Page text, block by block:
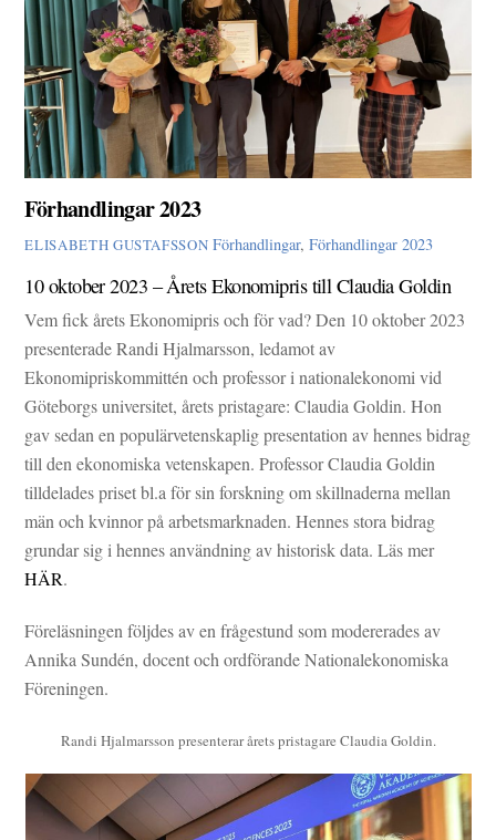
Förhandlingar 2023
ELISABETH GUSTAFSSON Förhandlingar,Förhandlingar 2023
10 oktober 2023 – Årets Ekonomipris till Claudia Goldin
Vem fick årets Ekonomipris och för vad? Den 10 oktober 2023
presenterade Randi Hjalmarsson, ledamot av
Ekonomipriskommittén och professor i nationalekonomi vid
Göteborgs universitet, årets pristagare: Claudia Goldin. Hon
gav sedan en populärvetenskaplig presentation av hennes bidrag
till den ekonomiska vetenskapen. Professor Claudia Goldin
tilldelades priset bl.a för sin forskning om skillnaderna mellan
män och kvinnor på arbetsmarknaden. Hennes stora bidrag
grundar sig i hennes användning av historisk data. Läs mer
HÄR.
Föreläsningen följdes av en frågestund som modererades av
Annika Sundén, docent och ordförande Nationalekonomiska
Föreningen.
Randi Hjalmarsson presenterar årets pristagare Claudia Goldin.